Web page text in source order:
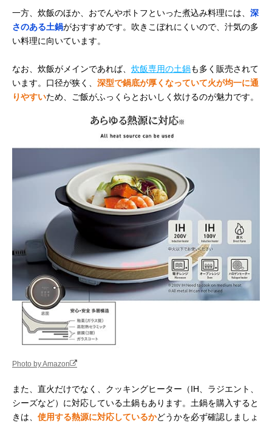
一方、炊飯のほか、おでんやポトフといった煮込み料理には、 深
さのある土鍋がおすすめです。吹きこぼれにくいので、汁気の多
い料理に向いています。
なお、炊飯がメインであれば、 炊飯専用の土鍋も多く販売されて
います。口径が狭く、 深型で鍋底が厚くなっていて火が均一に通
りやすいため、ご飯がふっくらとおいしく炊けるのが魅力です。
Photo by Amazon
また、直火だけでなく、クッキングヒーター（IH、ラジエント、
シーズなど）に対応している土鍋もあります。土鍋を購入すると
きは、 使用する熱源に対応しているかどうかを必ず確認しましょ